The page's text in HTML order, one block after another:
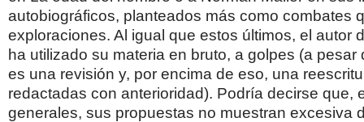
autobiográficos, planteados más como combates
exploraciones. Al igual que estos últimos, el autor
ha utilizado su materia en bruto, a golpes (a pesar
es una revisión y, por encima de eso, una
redactadas con anterioridad). Podría decirse que,
generales, sus propuestas no muestran excesiva